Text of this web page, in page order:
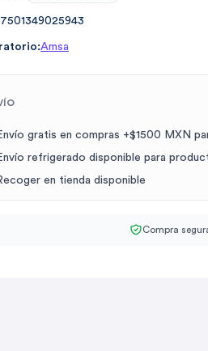
7501349025943
Amsa
gratis en compras +$1500 MXN
refrigerado disponible para
en tienda disponible
Compra